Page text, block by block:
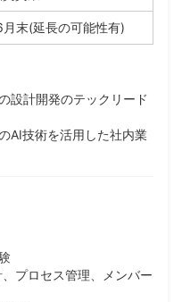
末(延長の可能性有)
設計開発のテックリード
AI技術を活用した社内業
プロセス管理、メンバー